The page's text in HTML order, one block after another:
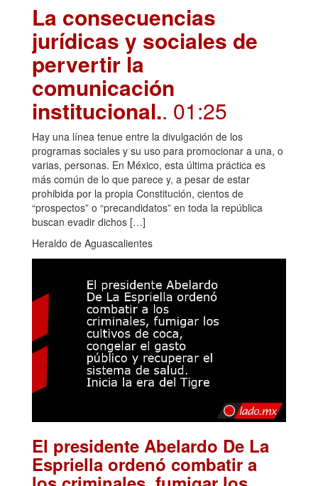
La consecuencias
jurídicas y sociales de
pervertir la
comunicación
institucional.. 01:25
Hay una línea tenue entre la divulgación de los
programas sociales y su uso para promocionar a una, o
varias, personas. En México, esta última práctica es
más común de lo que parece y, a pesar de estar
prohibida por la propia Constitución, cientos de
“prospectos” o “precandidatos” en toda la república
buscan evadir dichos […]
Heraldo de Aguascalientes
El presidente Abelardo De La
Espriella ordenó combatir a